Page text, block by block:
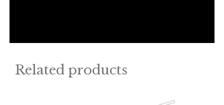
Related products